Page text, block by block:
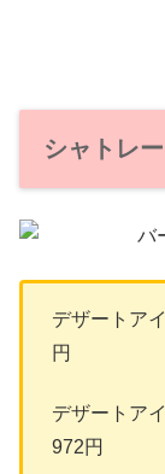
シャトレ
デザートア
円
デザートア
972円